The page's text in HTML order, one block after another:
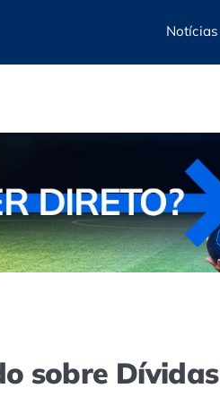
Notícias
sobre Dívidas